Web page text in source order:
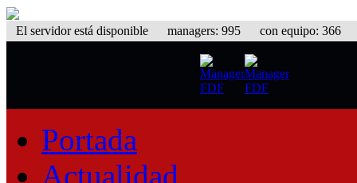
El servidor está disponible managers: 995 con equipo: 366
Portada
Actualidad